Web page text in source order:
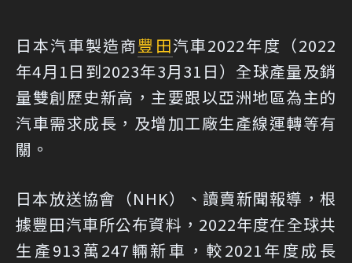
日本汽車製造商豐田汽車2022年度（2022
年4月1日到2023年3月31日）全球產量及銷
量雙創歷史新高，主要跟以亞洲地區為主的
汽車需求成長，及增加工廠生產線運轉等有
關。
日本放送協會（NHK）、讀賣新聞報導，根
據豐田汽車所公布資料，2022年度在全球共
生產913萬247輛新車，較2021年度成長